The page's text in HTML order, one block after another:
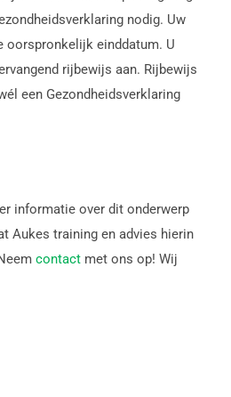
nodig. Uw
oorspronkelijk einddatum. U
rijbewijs aan. Rijbewijs
een Gezondheidsverklaring
informatie over dit onderwerp
Aukes training en advies hierin
contact met ons op! Wij